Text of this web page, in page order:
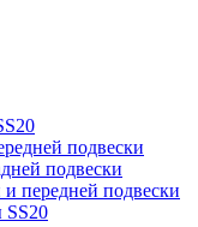
подвески
подвески
передней подвески